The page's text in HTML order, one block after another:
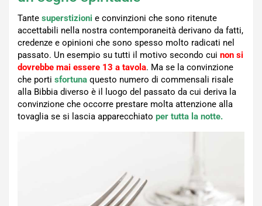
Tante superstizioni e convinzioni che sono ritenute
accettabili nella nostra contemporaneità derivano da fatti,
credenze e opinioni che sono spesso molto radicati nel
passato. Un esempio su tutti il motivo secondo cui non si
dovrebbe mai essere 13 a tavola. Ma se la convinzione
che porti sfortuna questo numero di commensali risale
alla Bibbia diverso è il luogo del passato da cui deriva la
convinzione che occorre prestare molta attenzione alla
tovaglia se si lascia apparecchiato per tutta la notte.